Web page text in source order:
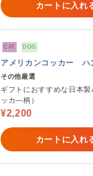
カートに入れ
CAT DOG
アメリカンコッカー ハ
その他厳選
ギフトにおすすめな日本
ッカ―柄）
¥2,200
カートに入れ